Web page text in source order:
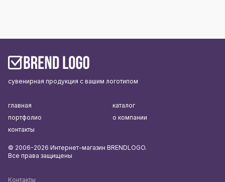
сувенирная продукция с вашим логотипом
Контакты
главная
каталог
портфолио
о компании
контакты
© 2006-2026 Интернет-магазин BRENDLOGO.
Все права защищены